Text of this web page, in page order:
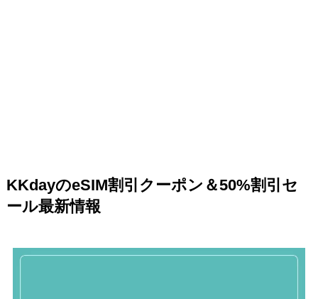
KKdayのeSIM割引クーポン＆50%割引セ
ール最新情報